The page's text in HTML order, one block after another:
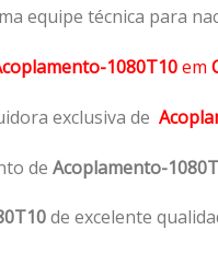
equipe técnica para
1080T10em
exclusiva de
de Acoplamento-
de excelente